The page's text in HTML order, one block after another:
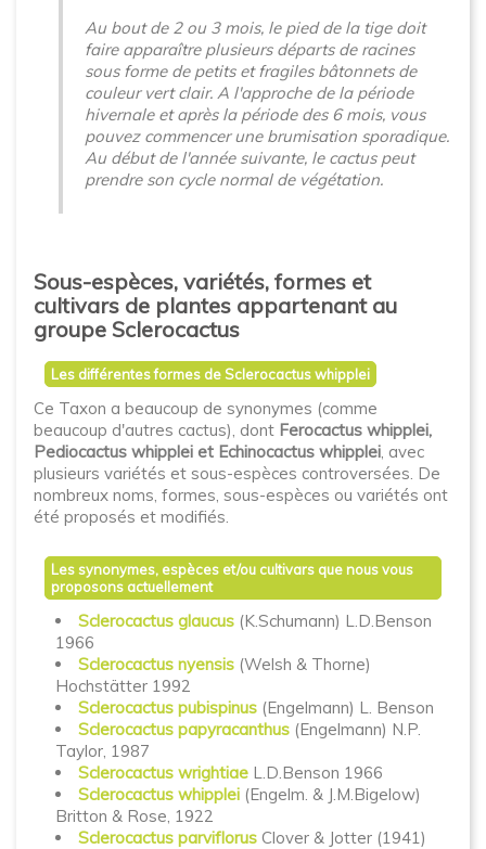
Au bout de 2 ou 3 mois, le pied de la tige doit
faire apparaître plusieurs départs de racines
sous forme de petits et fragiles bâtonnets de
couleur vert clair. A l'approche de la période
hivernale et après la période des 6 mois, vous
pouvez commencer une brumisation sporadique.
Au début de l'année suivante, le cactus peut
prendre son cycle normal de végétation.
Sous-espèces, variétés, formes et
cultivars de plantes appartenant au
groupe Sclerocactus
Les différentes formes de Sclerocactus whipplei
Ce Taxon a beaucoup de synonymes (comme
beaucoup d'autres cactus), dont Ferocactus whipplei,
Pediocactus whipplei et Echinocactus whipplei, avec
plusieurs variétés et sous-espèces controversées. De
nombreux noms, formes, sous-espèces ou variétés ont
été proposés et modifiés.
Les synonymes, espèces et/ou cultivars que nous vous
proposons actuellement
Sclerocactus glaucus (K.Schumann) L.D.Benson
1966
Sclerocactus nyensis (Welsh & Thorne)
Hochstätter 1992
Sclerocactus pubispinus (Engelmann) L. Benson
Sclerocactus papyracanthus (Engelmann) N.P.
Taylor, 1987
Sclerocactus wrightiae L.D.Benson 1966
Sclerocactus whipplei (Engelm. & J.M.Bigelow)
Britton & Rose, 1922
Sclerocactus parviflorus Clover & Jotter (1941)